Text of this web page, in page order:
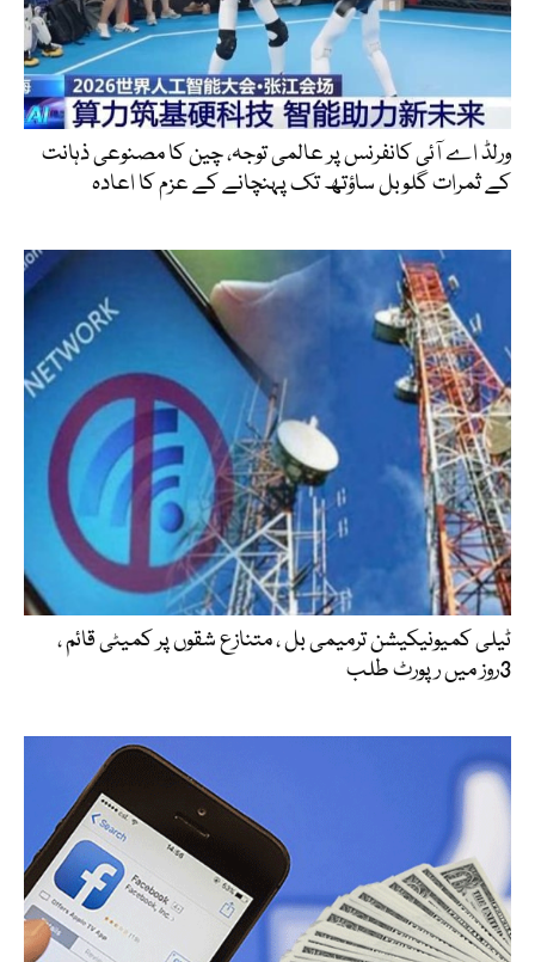
ورلڈ اے آئی کانفرنس پر عالمی توجہ، چین کا مصنوعی ذہانت
کے ثمرات گلوبل ساؤتھ تک پہنچانے کے عزم کا اعادہ
ٹیلی کمیونیکیشن ترمیمی بل ، متنازع شقوں پر کمیٹی قائم ،
3روز میں رپورٹ طلب